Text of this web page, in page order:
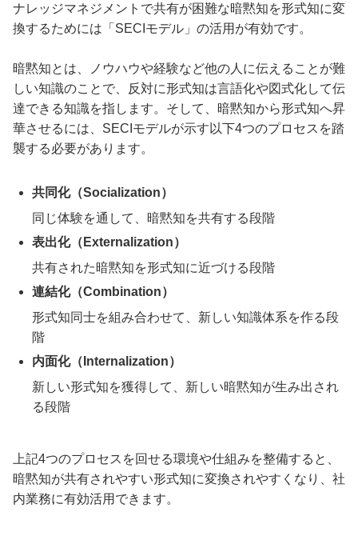
ナレッジマネジメントで共有が困難な暗黙知を形式知に変
換するためには「SECIモデル」の活用が有効です。
暗黙知とは、ノウハウや経験など他の人に伝えることが難
しい知識のことで、反対に形式知は言語化や図式化して伝
達できる知識を指します。そして、暗黙知から形式知へ昇
華させるには、SECIモデルが示す以下4つのプロセスを踏
襲する必要があります。
共同化（Socialization）
同じ体験を通して、暗黙知を共有する段階
表出化（Externalization）
共有された暗黙知を形式知に近づける段階
連結化（Combination）
形式知同士を組み合わせて、新しい知識体系を作る段
階
内面化（Internalization）
新しい形式知を獲得して、新しい暗黙知が生み出され
る段階
上記4つのプロセスを回せる環境や仕組みを整備すると、
暗黙知が共有されやすい形式知に変換されやすくなり、社
内業務に有効活用できます。